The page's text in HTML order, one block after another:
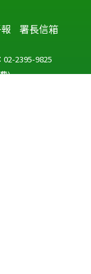
署長信箱
02-2395-9825
)